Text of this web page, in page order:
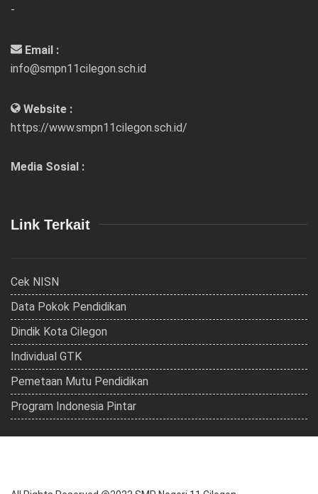
-
Email :
info@smpn11cilegon.sch.id
Website :
https://www.smpn11cilegon.sch.id/
Media Sosial :
Link Terkait
Cek NISN
Data Pokok Pendidikan
Dindik Kota Cilegon
Individual GTK
Pemetaan Mutu Pendidikan
Program Indonesia Pintar